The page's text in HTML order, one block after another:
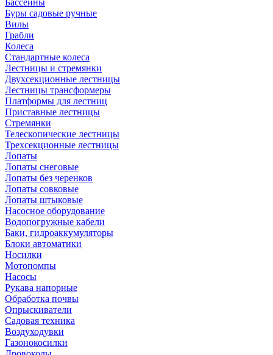
Бассейны
Буры садовые ручные
Вилы
Грабли
Колеса
Стандартные колеса
Лестницы и стремянки
Двухсекционные лестницы
Лестницы трансформеры
Платформы для лестниц
Приставные лестницы
Стремянки
Телескопические лестницы
Трехсекционные лестницы
Лопаты
Лопаты снеговые
Лопаты без черенков
Лопаты совковые
Лопаты штыковые
Насосное оборудование
Водопогружные кабели
Баки, гидроаккумуляторы
Блоки автоматики
Носилки
Мотопомпы
Насосы
Рукава напорные
Обработка почвы
Опрыскиватели
Садовая техника
Воздуходувки
Газонокосилки